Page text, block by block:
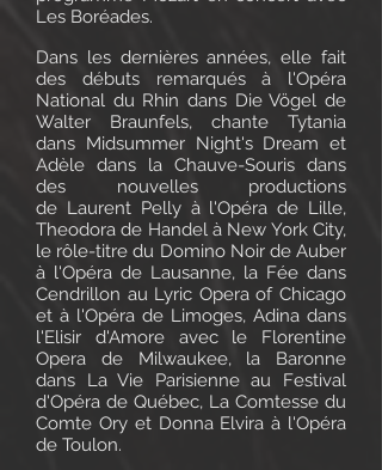
Les Boréades.
Dans les dernières années, elle fait
des débuts remarqués à l'Opéra
National du Rhin dans Die Vögel de
Walter Braunfels, chante Tytania
dans Midsummer Night's Dream et
Adèle dans la Chauve-Souris dans
des nouvelles productions
de Laurent Pellyà l'Opéra de Lille,
Theodora de Handel à New York City,
le rôle-titre du Domino Noir de Auber
à l'Opéra de Lausanne, la Fée dans
Cendrillon au Lyric Opera of Chicago
et à l'Opéra de Limoges, Adina dans
l'Elisir d'Amore avec le Florentine
Opera de Milwaukee,la Baronne
dans La Vie Parisienne au Festival
d'Opéra de Québec, La Comtesse du
Comte Ory etDonna Elvira à l'Opéra
de Toulon.